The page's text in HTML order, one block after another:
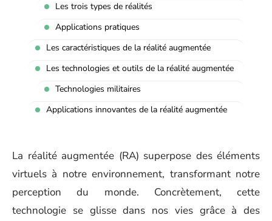
Les trois types de réalités
Applications pratiques
Les caractéristiques de la réalité augmentée
Les technologies et outils de la réalité augmentée
Technologies militaires
Applications innovantes de la réalité augmentée
La réalité augmentée (RA) superpose des éléments
virtuels à notre environnement, transformant notre
perception du monde. Concrètement, cette
technologie se glisse dans nos vies grâce à des